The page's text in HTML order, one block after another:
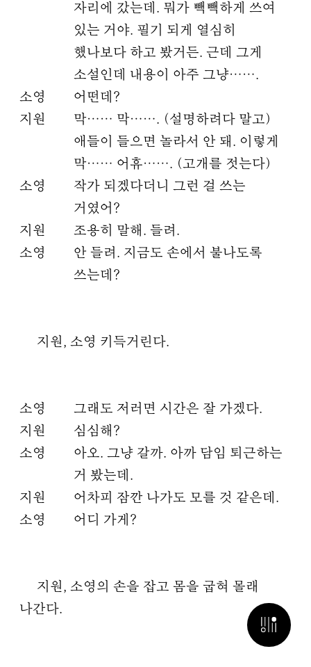
자리에 갔는데. 뭐가 빽빽하게 쓰여
있는 거야. 필기 되게 열심히
했나보다 하고 봤거든. 근데 그게
소설인데 내용이 아주 그냥…….
소영
어떤데?
지원
막…… 막……. (설명하려다 말고)
애들이 들으면 놀라서 안 돼. 이렇게
막…… 어휴……. (고개를 젓는다)
소영
작가 되겠다더니 그런 걸 쓰는
거였어?
지원
조용히 말해. 들려.
소영
안 들려. 지금도 손에서 불나도록
쓰는데?
지원, 소영 키득거린다.
소영
그래도 저러면 시간은 잘 가겠다.
지원
심심해?
소영
아오. 그냥 갈까. 아까 담임 퇴근하는
거 봤는데.
지원
어차피 잠깐 나가도 모를 것 같은데.
소영
어디 가게?
지원, 소영의 손을 잡고 몸을 굽혀 몰래
나간다.